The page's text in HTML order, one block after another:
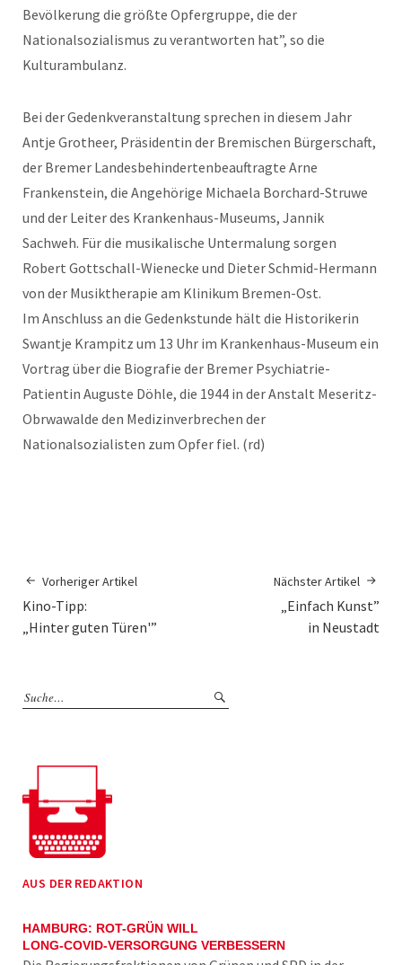
Bevölkerung die größte Opfergruppe, die der
Nationalsozialismus zu verantworten hat”, so die
Kulturambulanz.
Bei der Gedenkveranstaltung sprechen in diesem Jahr
Antje Grotheer, Präsidentin der Bremischen Bürgerschaft,
der Bremer Landesbehindertenbeauftragte Arne
Frankenstein, die Angehörige Michaela Borchard-Struwe
und der Leiter des Krankenhaus-Museums, Jannik
Sachweh. Für die musikalische Untermalung sorgen
Robert Gottschall-Wienecke und Dieter Schmid-Hermann
von der Musiktherapie am Klinikum Bremen-Ost.
Im Anschluss an die Gedenkstunde hält die Historikerin
Swantje Krampitz um 13 Uhr im Krankenhaus-Museum ein
Vortrag über die Biografie der Bremer Psychiatrie-
Patientin Auguste Döhle, die 1944 in der Anstalt Meseritz-
Obrwawalde den Medizinverbrechen der
Nationalsozialisten zum Opfer fiel. (rd)
Vorheriger Artikel
Kino-Tipp:
„Hinter guten Türen'”
Nächster Artikel
„Einfach Kunst”
in Neustadt
AUS DER REDAKTION
HAMBURG: ROT-GRÜN WILL
LONG-COVID-VERSORGUNG VERBESSERN